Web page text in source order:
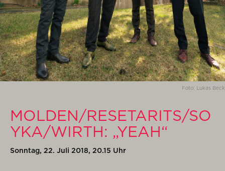
Foto: Lukas Beck
MOLDEN/RESETARITS/SO
YKA/WIRTH: „YEAH“
Sonntag, 22. Juli 2018, 20.15 Uhr